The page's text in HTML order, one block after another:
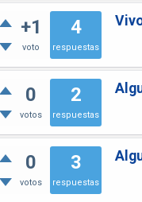
+1
voto
4
respuestas
0
votos
2
respuestas
0
votos
3
respuestas